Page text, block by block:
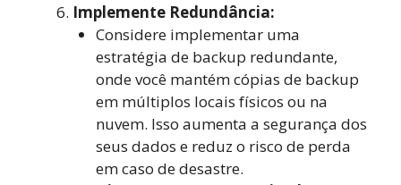
Implemente Redundância:
Considere implementar uma
estratégia de backup redundante,
onde você mantém cópias de backup
em múltiplos locais físicos ou na
nuvem. Isso aumenta a segurança dos
seus dados e reduz o risco de perda
em caso de desastre.